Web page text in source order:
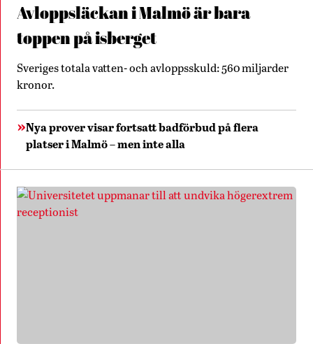
Avloppsläckan i Malmö är bara
toppen på isberget
Sveriges totala vatten- och avloppsskuld: 560 miljarder
kronor.
Nya prover visar fortsatt badförbud på flera
platser i Malmö – men inte alla